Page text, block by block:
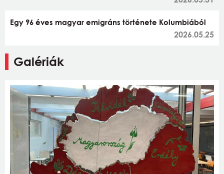
Egy 96 éves magyar emigráns története Kolumbiából
2026.05.25
Galériák